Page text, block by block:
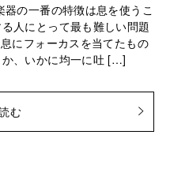
の一番の特徴は息を使うこ
人にとって最も難しい問題
にフォーカスを当てたもの
、いかに均一に吐 […]
む